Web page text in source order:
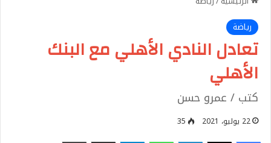
رياضة
تعادل النادي الأهلي مع البنك
الأهلي
كتب / عمرو حسن
22 يوليو، 2021 35